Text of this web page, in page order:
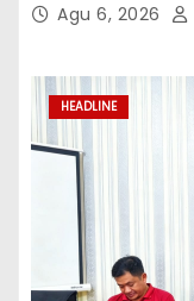
Agu 6, 2026
HEADLINE